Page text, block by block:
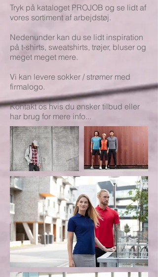
Tryk på kataloget PROJOB og se lidt af
vores sortiment af arbejdstøj.
Nedenunder kan du se lidt inspiration
på t-shirts, sweatshirts, trøjer, bluser og
meget meget mere.
Vi kan levere sokker / strømer med
firmalogo.
Kontakt os hvis du ønsker tilbud eller
har brug for mere info...